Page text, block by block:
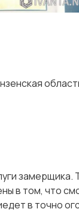
в том, что
в точно